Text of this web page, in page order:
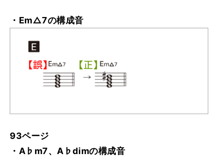
・Em△7の構成音
93ページ
・A♭m7、A♭dimの構成音